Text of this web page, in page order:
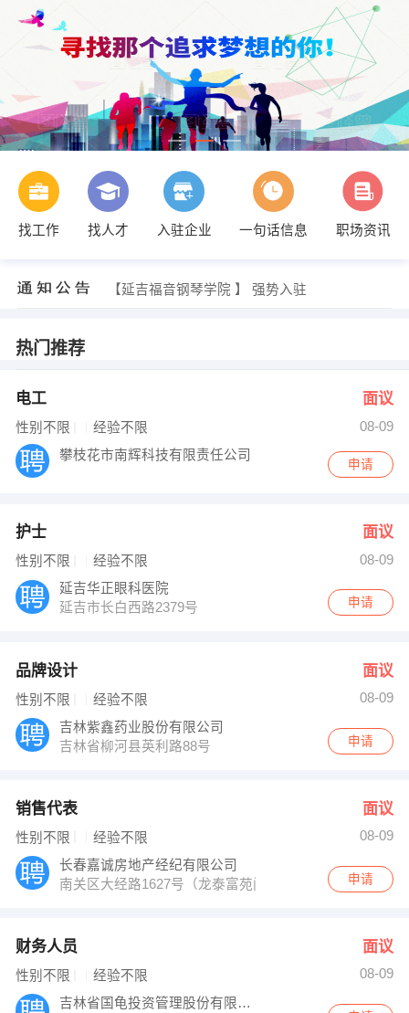
找工作 找人才 入驻企业 一句话信息
职场资讯
【延吉福音钢琴学院 】 强势入驻
金亚星 发布 [财务人员 ] 招聘信息
【吉林省裕创文化传媒有限公司】 强势入驻
热门推荐
电工 面议
性别不限 经验不限
08-09
攀枝花市南辉科技有限责任公司
申请
护士 面议
性别不限 经验不限
08-09
延吉华正眼科医院
延吉市长白西路2379号
申请
品牌设计 面议
性别不限 经验不限
08-09
吉林紫鑫药业股份有限公司
吉林省柳河县英利路88号
申请
销售代表 面议
性别不限 经验不限
08-09
长春嘉诚房地产经纪有限公司
南关区大经路1627号（龙泰富苑门市）
申请
财务人员 面议
性别不限 经验不限
08-09
吉林省国龟投资管理股份有限公司